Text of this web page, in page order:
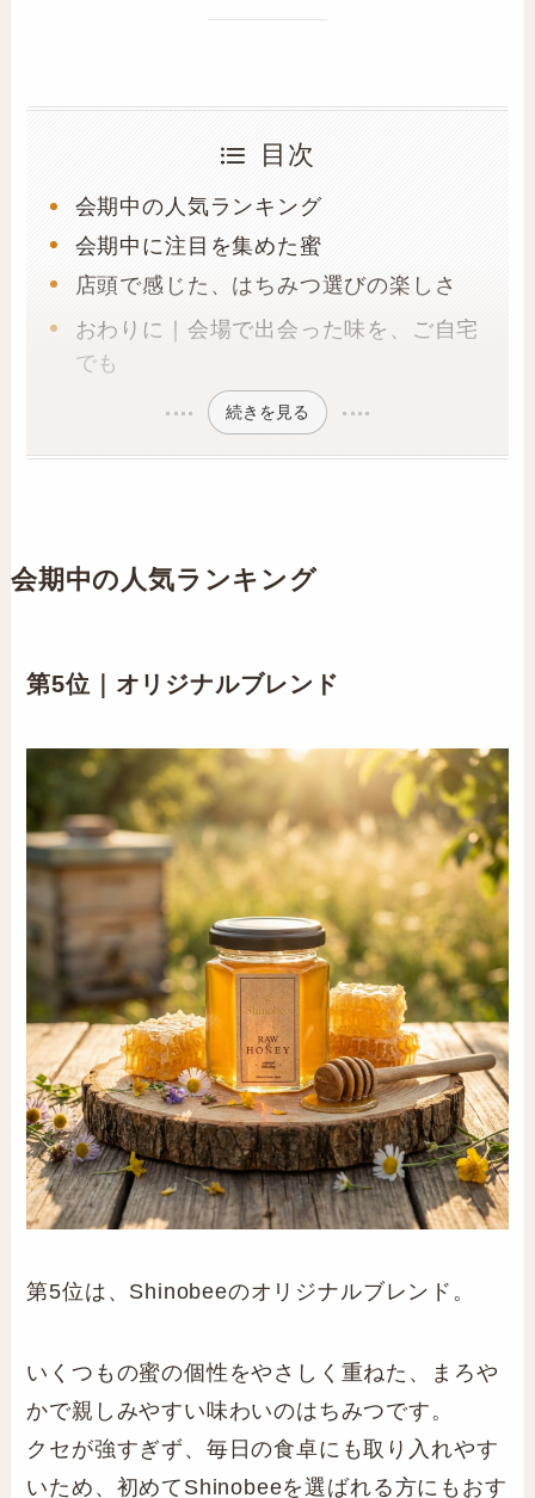
目次
会期中の人気ランキング
会期中に注目を集めた蜜
店頭で感じた、はちみつ選びの楽しさ
おわりに｜会場で出会った味を、ご自宅
でも
続きを見る
会期中の人気ランキング
第5位｜オリジナルブレンド
第5位は、Shinobeeのオリジナルブレンド。
いくつもの蜜の個性をやさしく重ねた、まろや
かで親しみやすい味わいのはちみつです。
クセが強すぎず、毎日の食卓にも取り入れやす
いため、初めてShinobeeを選ばれる方にもおす